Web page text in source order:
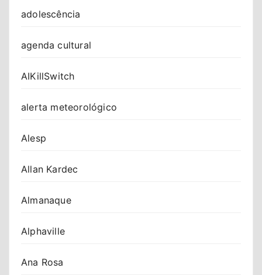
adolescência
agenda cultural
AIKillSwitch
alerta meteorológico
Alesp
Allan Kardec
Almanaque
Alphaville
Ana Rosa